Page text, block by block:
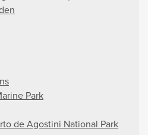
Park
de Agostini National Park